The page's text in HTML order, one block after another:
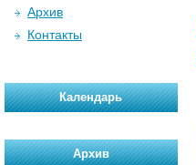
Архив
Контакты
Календарь
Архив